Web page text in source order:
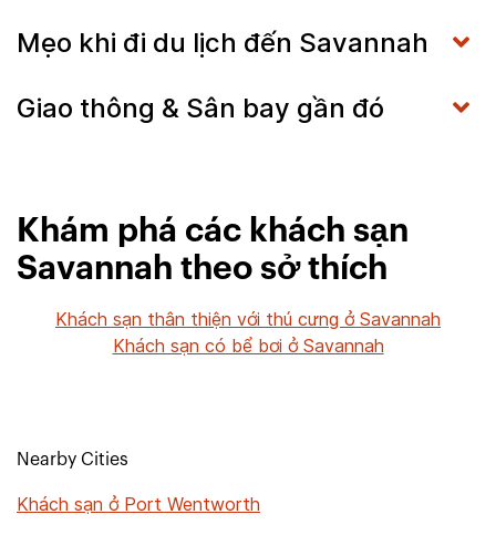
Mẹo khi đi du lịch đến Savannah
Giao thông & Sân bay gần đó
Khám phá các khách sạn
Savannah theo sở thích
Khách sạn thân thiện với thú cưng ở Savannah
Khách sạn có bể bơi ở Savannah
Nearby Cities
Khách sạn ở Port Wentworth